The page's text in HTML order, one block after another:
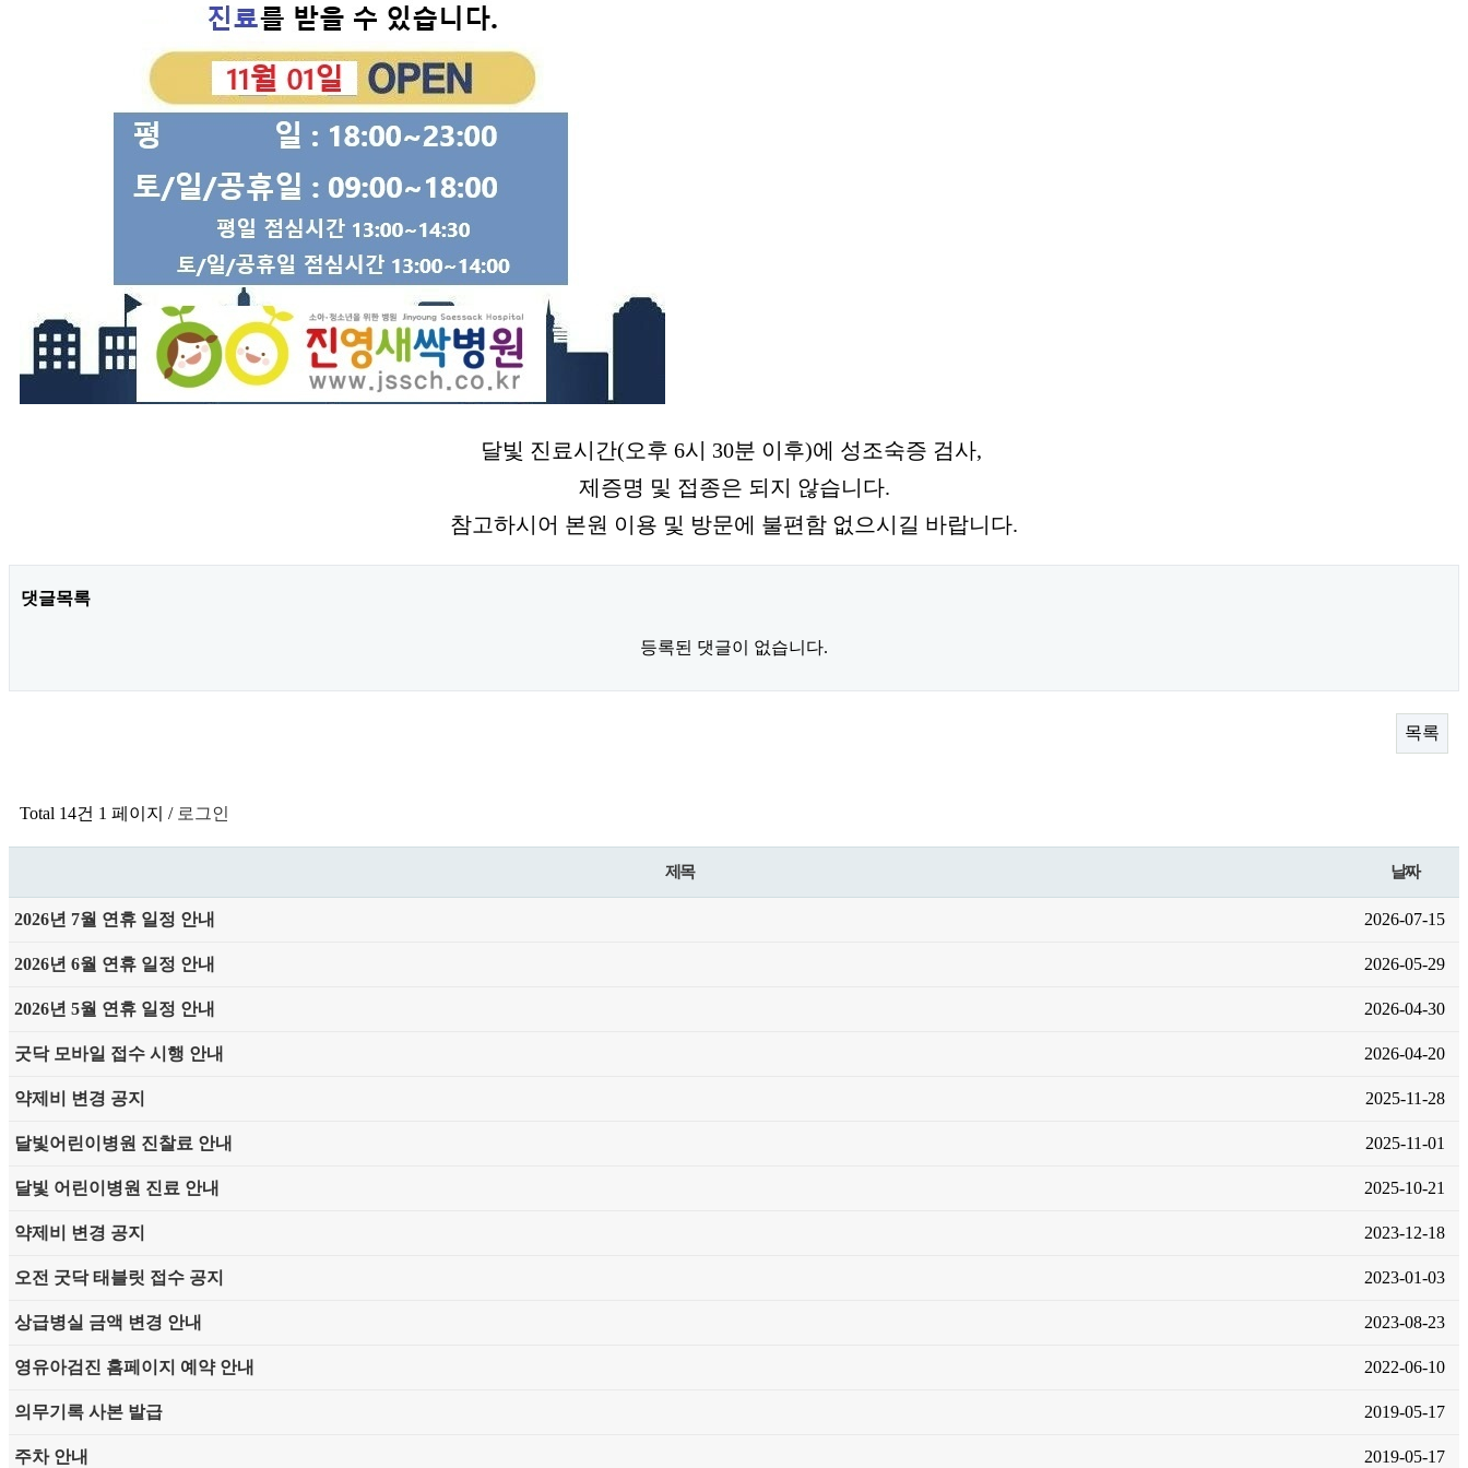
달빛 진료시간(오후 6시 30분 이후)에 성조숙증 검사,
제증명 및 접종은 되지 않습니다.
참고하시어 본원 이용 및 방문에 불편함 없으시길 바랍니다.
댓글목록
등록된 댓글이 없습니다.
목록
Total 14건 1 페이지 / 로그인
제목 날짜
2026년 7월 연휴 일정 안내 2026-07-15
2026년 6월 연휴 일정 안내 2026-05-29
2026년 5월 연휴 일정 안내 2026-04-30
굿닥 모바일 접수 시행 안내 2026-04-20
약제비 변경 공지 2025-11-28
달빛어린이병원 진찰료 안내 2025-11-01
달빛 어린이병원 진료 안내 2025-10-21
약제비 변경 공지 2023-12-18
오전 굿닥 태블릿 접수 공지 2023-01-03
상급병실 금액 변경 안내 2023-08-23
영유아검진 홈페이지 예약 안내 2022-06-10
의무기록 사본 발급 2019-05-17
주차 안내 2019-05-17